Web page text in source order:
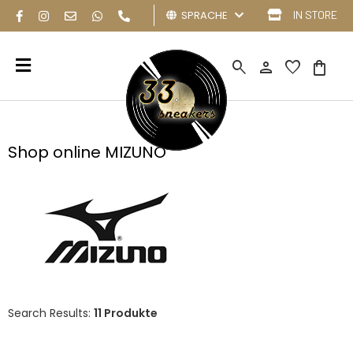
SPRACHE IN STORE
search person favorite shopping_bag
Shop online MIZUNO
Search Results: 11 Produkte